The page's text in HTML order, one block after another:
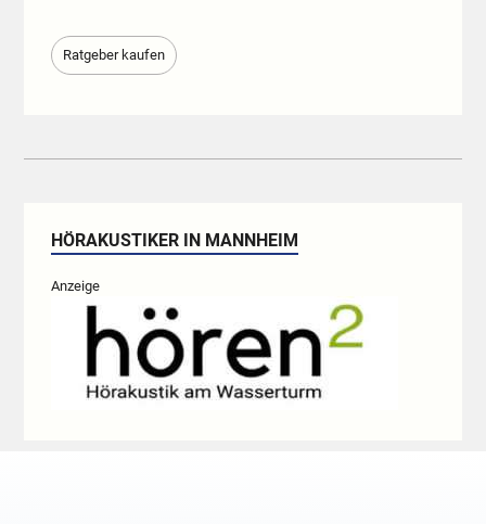
Ratgeber kaufen
HÖRAKUSTIKER IN MANNHEIM
Anzeige